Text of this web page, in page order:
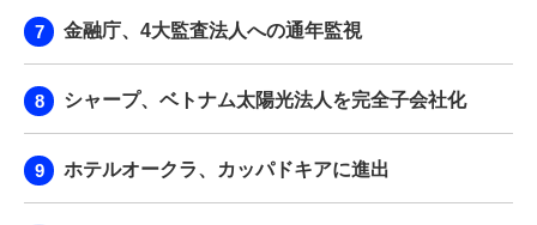
金融庁、4大監査法人への通年監視
シャープ、ベトナム太陽光法人を完全子会社化
ホテルオークラ、カッパドキアに進出